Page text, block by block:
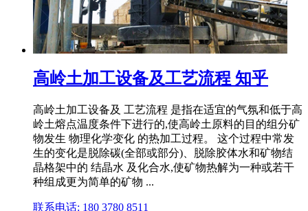
高岭土加工设备及工艺流程 知乎
高岭土加工设备及 工艺流程 是指在适宜的气氛和低于高
岭土熔点温度条件下进行的,使高岭土原料的目的组分矿
物发生 物理化学变化 的热加工过程。 这个过程中常发
生的变化是脱除碳(全部或部分)、脱除胶体水和矿物结
晶格架中的 结晶水 及化合水,使矿物热解为一种或若干
种组成更为简单的矿物 ...
联系电话: 180 3780 8511